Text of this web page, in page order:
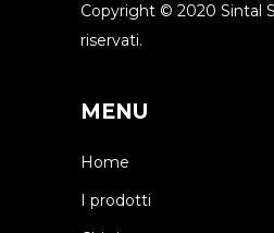
Copyright © 2020 Sintal
riservati.
MENU
Home
I prodotti